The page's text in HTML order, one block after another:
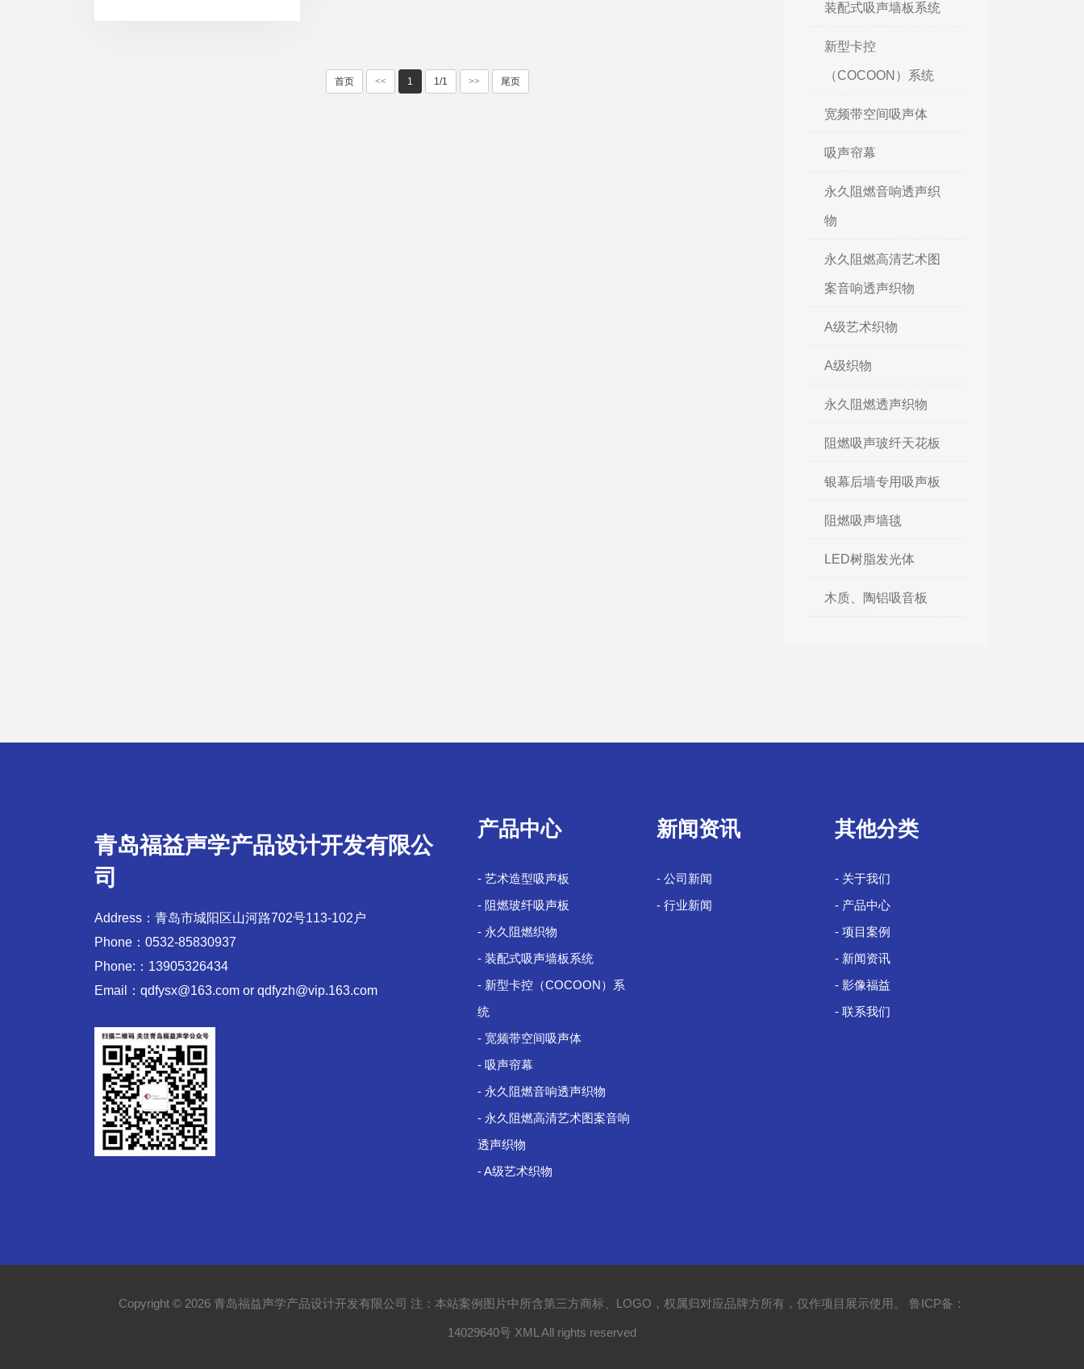
首页 << 1 1/1 >> 尾页
装配式吸声墙板系统
新型卡控
（COCOON）系统
宽频带空间吸声体
吸声帘幕
永久阻燃音响透声织
物
永久阻燃高清艺术图
案音响透声织物
A级艺术织物
A级织物
永久阻燃透声织物
阻燃吸声玻纤天花板
银幕后墙专用吸声板
阻燃吸声墙毯
LED树脂发光体
木质、陶铝吸音板
青岛福益声学产品设计开发有限公
司
Address：青岛市城阳区山河路702号113-102户
Phone：0532-85830937
Phone:：13905326434
Email：qdfysx@163.com or qdfyzh@vip.163.com
产品中心
- 艺术造型吸声板
- 阻燃玻纤吸声板
- 永久阻燃织物
- 装配式吸声墙板系统
- 新型卡控（COCOON）系
统
- 宽频带空间吸声体
- 吸声帘幕
- 永久阻燃音响透声织物
- 永久阻燃高清艺术图案音响
透声织物
- A级艺术织物
新闻资讯
- 公司新闻
- 行业新闻
其他分类
- 关于我们
- 产品中心
- 项目案例
- 新闻资讯
- 影像福益
- 联系我们
Copyright © 2026 青岛福益声学产品设计开发有限公司 注：本站案例图片中所含第三方商标、LOGO，权属归对应品牌方所有，仅作项目展示使用。 鲁ICP备：
14029640号 XML All rights reserved